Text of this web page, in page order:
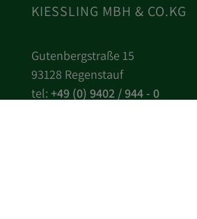
KIESSLING MBH & CO.KG
Gutenbergstraße 15
93128 Regenstauf
tel: +49 (0) 9402 / 944 - 0